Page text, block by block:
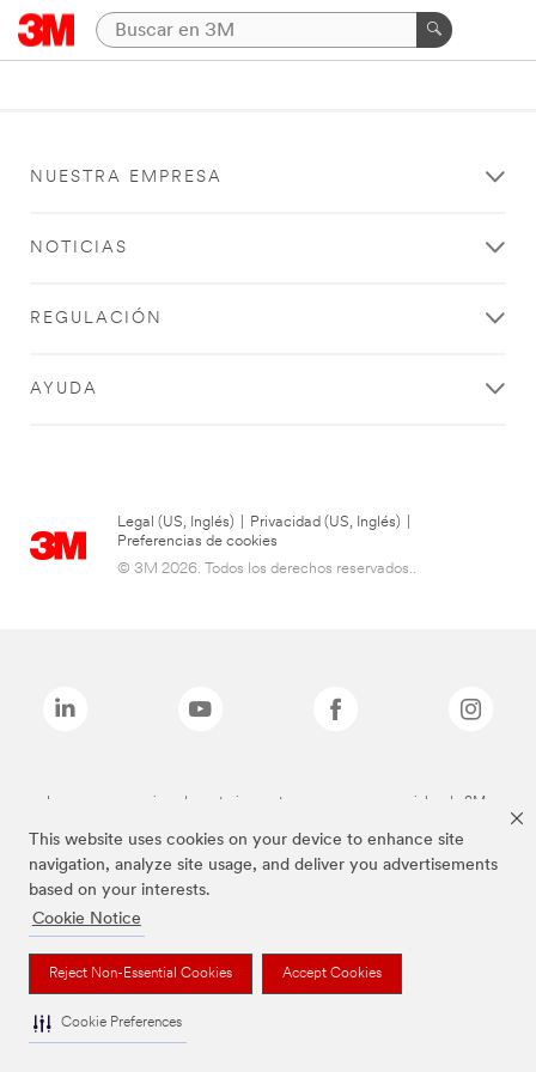
This website uses cookies on your device to enhance site
navigation, analyze site usage, and deliver you advertisements
based on your interests.
Cookie Notice
Reject Non-Essential Cookies Accept Cookies
Cookie Preferences
NUESTRA EMPRESA
NOTICIAS
REGULACIÓN
AYUDA
Legal (US, Inglés) Privacidad (US, Inglés)
Preferencias de cookies
© 3M 2026. Todos los derechos reservados..
Las marcas mencionadas anteriormente son marcas comerciales de 3M.